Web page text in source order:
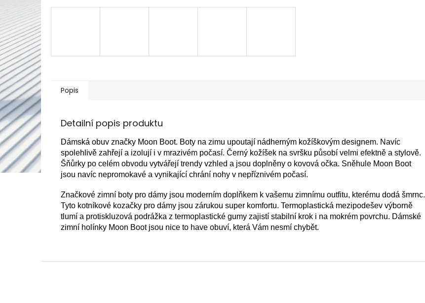
Popis
Detailní popis produktu
Dámská obuv značky Moon Boot. Boty na zimu upoutají nádherným kožíškovým designem. Navíc
spolehlivě zahřejí a izolují i v mrazivém počasí. Černý kožíšek na svršku působí velmi efektně a stylově.
Šňůrky po celém obvodu vytvářejí trendy vzhled a jsou doplněny o kovová očka. Sněhule Moon Boot
jsou navíc nepromokavé a vynikající chrání nohy v nepříznivém počasí.
Značkové zimní boty pro dámy jsou moderním doplňkem k vašemu zimnímu outfitu, kterému dodá šmrnc.
Tyto kotníkové kozačky pro dámy jsou zárukou super komfortu. Termoplastická mezipodešev výborně
tlumí a protiskluzová podrážka z termoplastické gumy zajistí stabilní krok i na mokrém povrchu. Dámské
zimní holínky Moon Boot jsou nice to have obuví, která Vám nesmí chybět.